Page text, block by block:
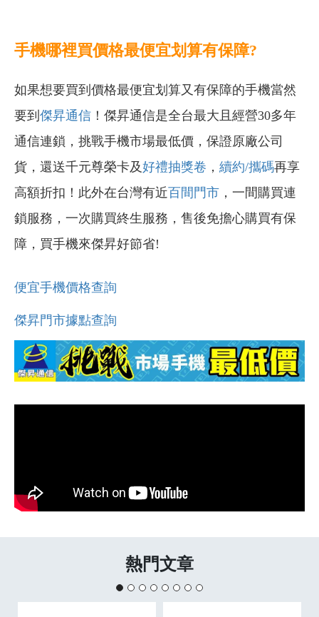
手機哪裡買價格最便宜划算有保障?
如果想要買到價格最便宜划算又有保障的手機當然
要到 傑昇通信 ！傑昇通信是全台最大且經營30多年
通信連鎖，挑戰手機市場最低價，保證原廠公司
貨，還送千元尊榮卡及好禮抽獎卷 ， 續約/攜碼再享
高額折扣！此外在台灣有近百間門市 ，一間購買連
鎖服務，一次購買終生服務，售後免擔心購買有保
障，買手機來傑昇好節省!
便宜手機價格查詢
傑昇門市據點查詢
熱門文章